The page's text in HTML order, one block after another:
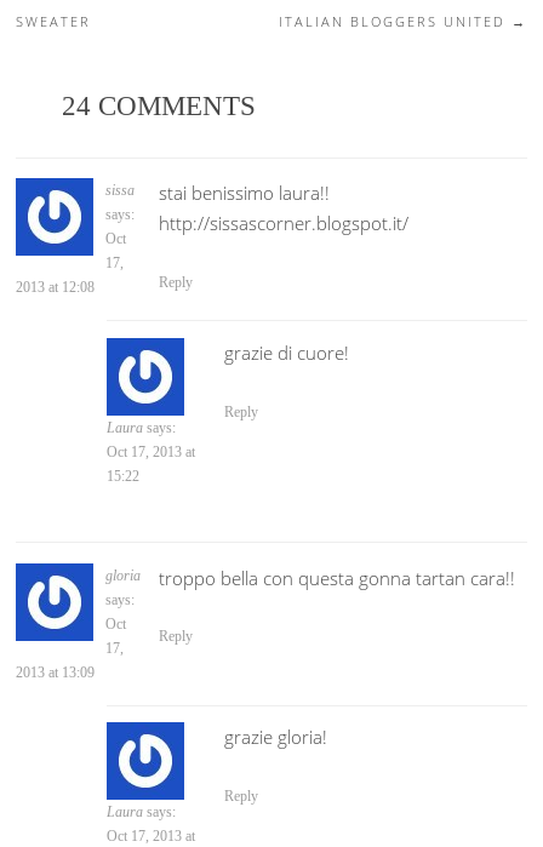
SWEATER
ITALIAN BLOGGERS UNITED
→
24 COMMENTS
sissa
says:
Oct
17,
2013 at 12:08
stai benissimo laura!!
http://sissascorner.blogspot.it/
Reply
Laura says:
Oct 17, 2013 at
15:22
grazie di cuore!
Reply
gloria
says:
Oct
17,
2013 at 13:09
troppo bella con questa gonna tartan cara!!
Reply
Laura says:
Oct 17, 2013 at
grazie gloria!
Reply